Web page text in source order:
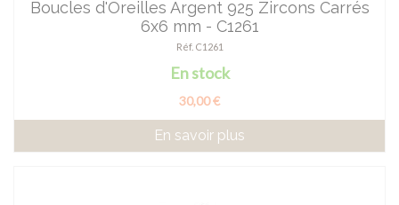
Boucles d'Oreilles Argent 925 Zircons Carrés
6x6 mm - C1261
Réf. C1261
En stock
30,00 €
En savoir plus